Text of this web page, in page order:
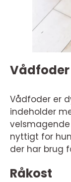
Vådfoder
Vådfoder er
indeholder
nyttigt for
der har brug
Råkost